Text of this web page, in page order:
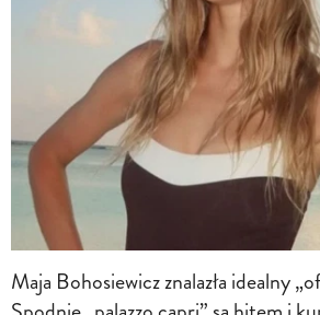
Maja Bohosiewicz znalazła idealny